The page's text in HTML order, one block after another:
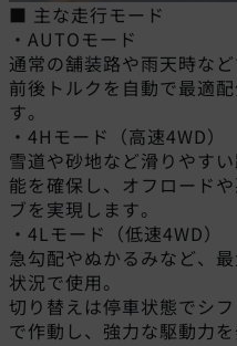
■ 主な走行モード
・AUTOモード
通常の舗装路や雨天時な
前後トルクを自動で最適
す。
・4Hモード（高速4WD）
雪道や砂地など滑りやす
能を確保し、オフロード
ブを実現します。
・4Lモード（低速4WD）
急勾配やぬかるみなど、
状況で使用。
切り替えは停車状態でシ
で作動し、強力な駆動力を